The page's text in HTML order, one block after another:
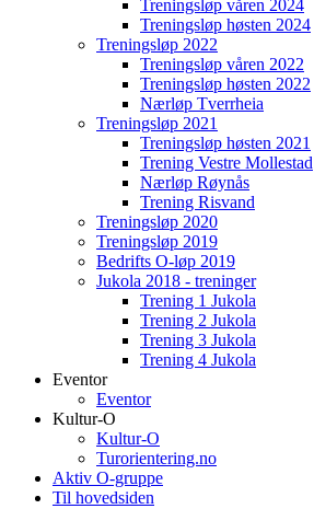
Treningsløp våren 2024
Treningsløp høsten 2024
Treningsløp 2022
Treningsløp våren 2022
Treningsløp høsten 2022
Nærløp Tverrheia
Treningsløp 2021
Treningsløp høsten 2021
Trening Vestre Mollestad
Nærløp Røynås
Trening Risvand
Treningsløp 2020
Treningsløp 2019
Bedrifts O-løp 2019
Jukola 2018 - treninger
Trening 1 Jukola
Trening 2 Jukola
Trening 3 Jukola
Trening 4 Jukola
Eventor
Eventor
Kultur-O
Kultur-O
Turorientering.no
Aktiv O-gruppe
Til hovedsiden